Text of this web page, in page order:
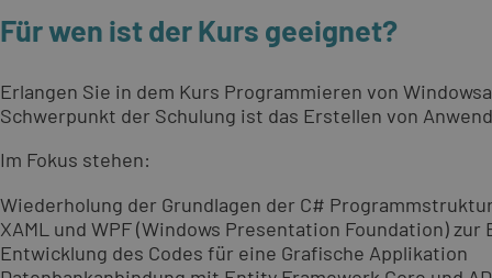
Für wen ist der Kurs geeignet?
Erlangen Sie in dem Kurs Programmieren von
Schwerpunkt der Schulung ist das Erstellen von
Im Fokus stehen:
Wiederholung der Grundlagen der C#
XAML und WPF (Windows Presentation Foundation)
Entwicklung des Codes für eine Grafische Applikation